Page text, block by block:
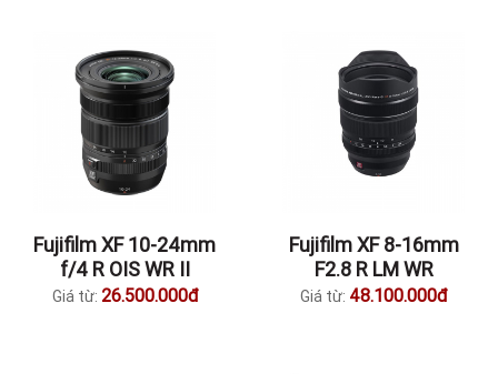
Fujifilm XF 10-24mm
f/4 R OIS WR II
Giá từ: 26.500.000đ
Fujifilm XF 8-16mm
F2.8 R LM WR
Giá từ: 48.100.000đ